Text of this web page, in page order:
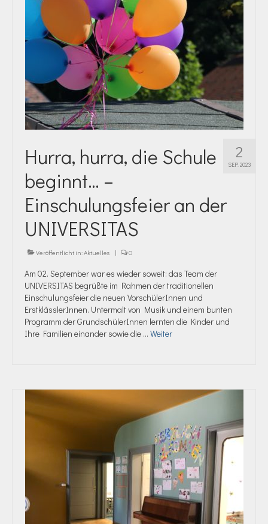
2
SEP. 2023
Hurra, hurra, die Schule
beginnt… –
Einschulungsfeier an der
UNIVERSITAS
Veröffentlicht in:Aktuelles | 0
Am 02. September war es wieder soweit: das Team der
UNIVERSITAS begrüßte im Rahmen der traditionellen
Einschulungsfeier die neuen VorschülerInnen und
ErstklässlerInnen. Untermalt von Musik und einem bunten
Programm der GrundschülerInnen lernten die Kinder und
Ihre Familien einander sowie die … Weiter